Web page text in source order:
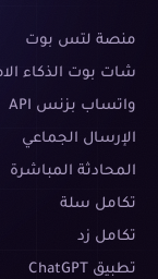
منصة لتس بوت
شات بوت الذكاء
واتساب بزنس API
الإرسال الجماعي
المحادثة المباشرة
تكامل سلة
تكامل زد
تطبيق ChatGPT